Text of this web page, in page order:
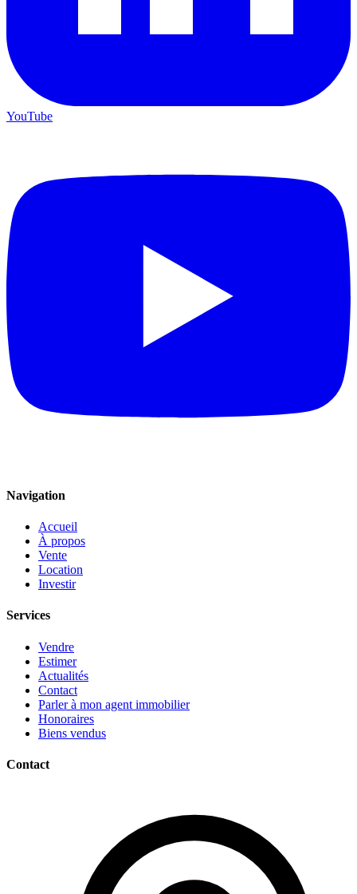
YouTube
Navigation
Accueil
À propos
Vente
Location
Investir
Services
Vendre
Estimer
Actualités
Contact
Parler à mon agent immobilier
Honoraires
Biens vendus
Contact